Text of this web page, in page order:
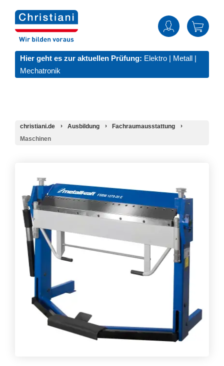
Hier geht es zur aktuellen Prüfung: Elektro | Metall |
Mechatronik
christiani.de Ausbildung
Fachraumausstattung
Maschinen